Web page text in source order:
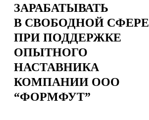
ЗАРАБАТЫВАТЬ
В СВОБОДНОЙ СФЕРЕ
ПРИ ПОДДЕРЖКЕ
ОПЫТНОГО
НАСТАВНИКА
КОМПАНИИ ООО
“ФОРМФУТ”